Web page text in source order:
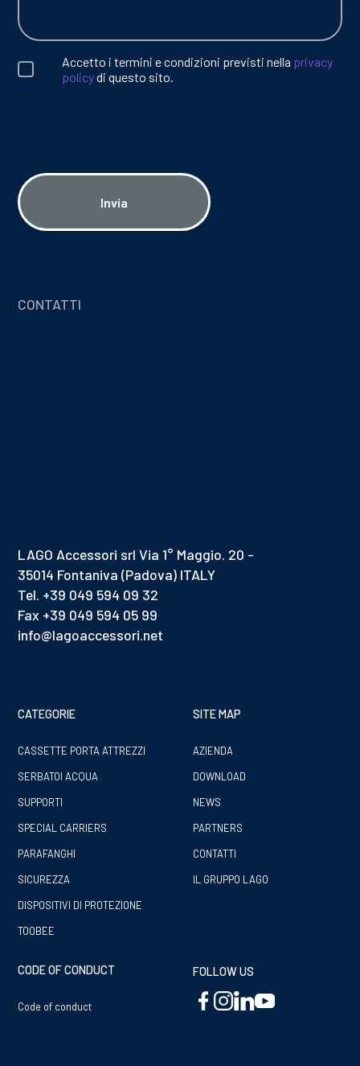
Accetto i termini e condizioni previsti nella privacy
policydi questo sito.
Invia
CONTATTI
LAGO Accessori srl Via 1° Maggio. 20 -
35014 Fontaniva (Padova) ITALY
Tel. +39 049 594 09 32
Fax +39 049 594 05 99
info@lagoaccessori.net
CATEGORIE
CASSETTE PORTA ATTREZZI
SERBATOI ACQUA
SUPPORTI
SPECIAL CARRIERS
PARAFANGHI
SICUREZZA
DISPOSITIVI DI PROTEZIONE
TOOBEE
SITE MAP
AZIENDA
DOWNLOAD
NEWS
PARTNERS
CONTATTI
IL GRUPPO LAGO
CODE OF CONDUCT
Code of conduct
FOLLOW US